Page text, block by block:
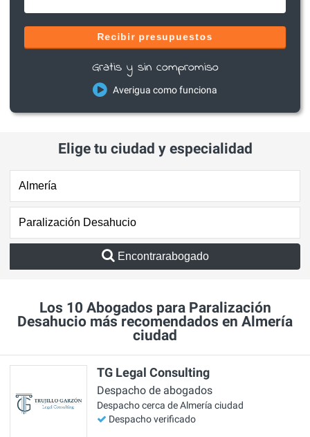
Recibir presupuestos
Gratis y sin compromiso
Averigua como funciona
Elige tu ciudad y especialidad
Encontrarabogado
Los 10 Abogados para Paralización
Desahucio más recomendados en Almería
ciudad
TG Legal Consulting
Despacho de abogados
Despacho cerca de Almería ciudad
Despacho verificado